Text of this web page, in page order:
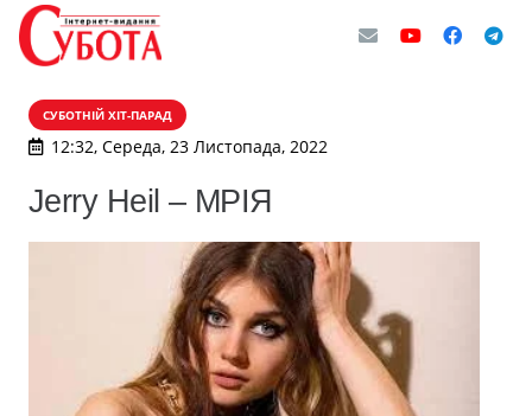
СУБОТНІЙ ХІТ-ПАРАД
12:32, Середа, 23 Листопада, 2022
Jerry Heil – МРІЯ